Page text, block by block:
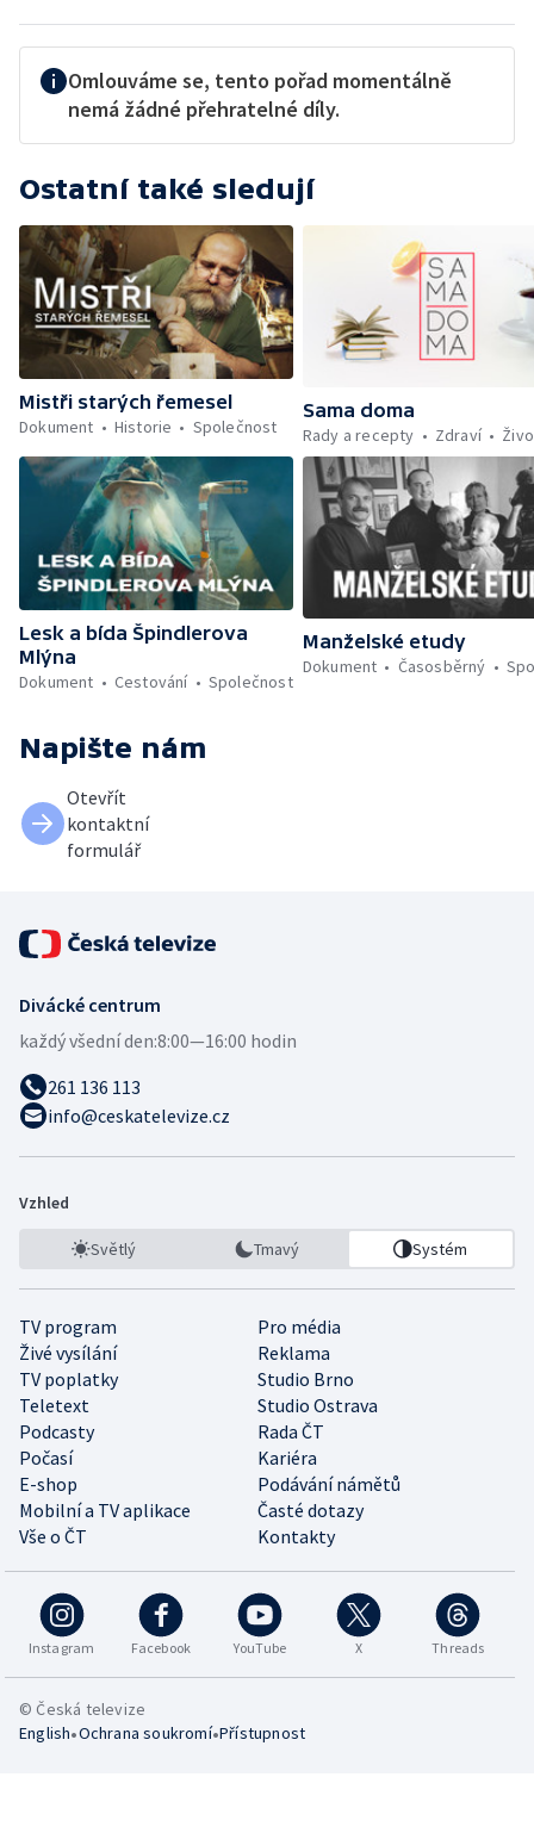
Omlouváme se, tento pořad momentálně
nemá žádné přehratelné díly.
Ostatní také sledují
Mistři starých řemesel
Dokument
Historie Společnost
Sama doma
Rady a recepty
Zdraví
Lesk a bída Špindlerova
Mlýna
Dokument
Cestování Společnost
Manželské etudy
Dokument
Časosběrný
Napište nám
Otevřít
kontaktní
formulář
Divácké centrum
každý všední den:8:00—16:00 hodin
261 136 113
info@ceskatelevize.cz
Vzhled
Světlý Tmavý Systém
TV program
Pro média
Živé vysílání
Reklama
TV poplatky
Studio Brno
Teletext
Studio Ostrava
Podcasty
Rada ČT
Počasí
Kariéra
E-shop
Podávání námětů
Mobilní a TV aplikace
Časté dotazy
Vše o ČT
Kontakty
Instagram Facebook YouTube X Threads
© Česká televize
English•Ochrana soukromí•Přístupnost